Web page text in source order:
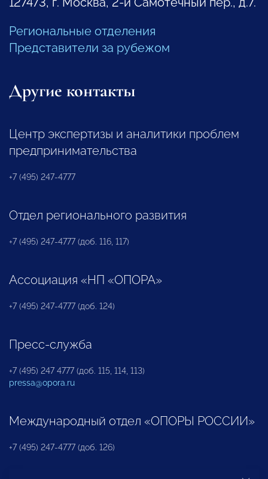
Региональные отделения
Представители за рубежом
Другие контакты
Центр экспертизы и аналитики проблем
предпринимательства
+7 (495) 247-4777
Отдел регионального развития
+7 (495) 247-4777 (доб. 116, 117)
Ассоциация «НП «ОПОРА»
+7 (495) 247-4777 (доб. 124)
Пресс-служба
+7 (495) 247 4777 (доб. 115, 114, 113)
pressa@opora.ru
Международный отдел «ОПОРЫ РОССИИ»
+7 (495) 247-4777 (доб. 126)